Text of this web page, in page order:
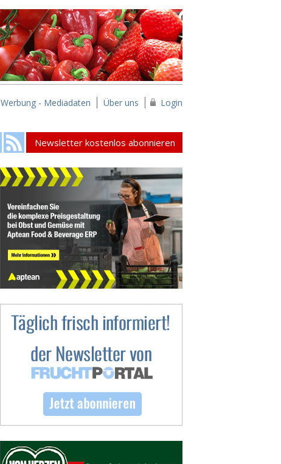
Werbung - Mediadaten Über uns Login
Newsletter kostenlos abonnieren